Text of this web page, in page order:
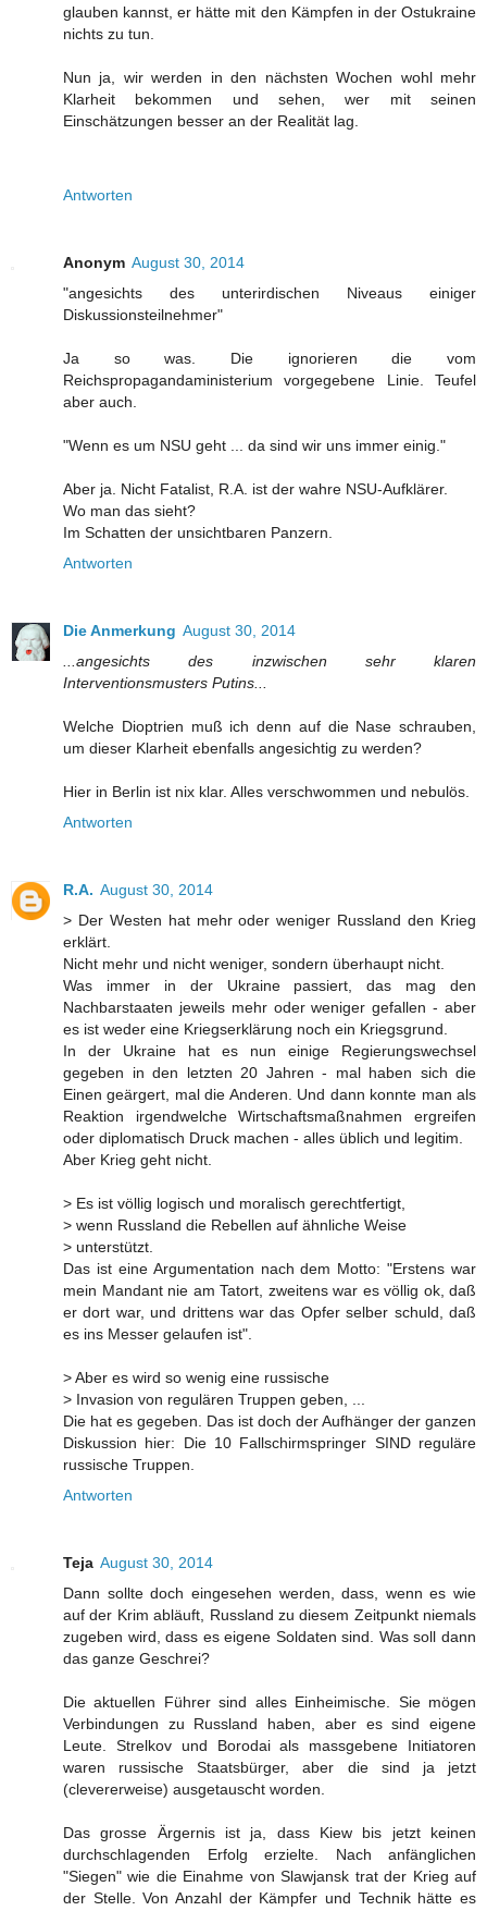
glauben kannst, er hätte mit den Kämpfen in der Ostukraine
nichts zu tun.
Nun ja, wir werden in den nächsten Wochen wohl mehr
Klarheit bekommen und sehen, wer mit seinen
Einschätzungen besser an der Realität lag.
Antworten
Anonym August 30, 2014
"angesichts des unterirdischen Niveaus einiger
Diskussionsteilnehmer"
Ja so was. Die ignorieren die vom
Reichspropagandaministerium vorgegebene Linie. Teufel
aber auch.
"Wenn es um NSU geht ... da sind wir uns immer einig."
Aber ja. Nicht Fatalist, R.A. ist der wahre NSU-Aufklärer.
Wo man das sieht?
Im Schatten der unsichtbaren Panzern.
Antworten
Die Anmerkung August 30, 2014
...angesichts des inzwischen sehr klaren
Interventionsmusters Putins...
Welche Dioptrien muß ich denn auf die Nase schrauben,
um dieser Klarheit ebenfalls angesichtig zu werden?
Hier in Berlin ist nix klar. Alles verschwommen und nebulös.
Antworten
R.A. August 30, 2014
> Der Westen hat mehr oder weniger Russland den Krieg
erklärt.
Nicht mehr und nicht weniger, sondern überhaupt nicht.
Was immer in der Ukraine passiert, das mag den
Nachbarstaaten jeweils mehr oder weniger gefallen - aber
es ist weder eine Kriegserklärung noch ein Kriegsgrund.
In der Ukraine hat es nun einige Regierungswechsel
gegeben in den letzten 20 Jahren - mal haben sich die
Einen geärgert, mal die Anderen. Und dann konnte man als
Reaktion irgendwelche Wirtschaftsmaßnahmen ergreifen
oder diplomatisch Druck machen - alles üblich und legitim.
Aber Krieg geht nicht.
> Es ist völlig logisch und moralisch gerechtfertigt,
> wenn Russland die Rebellen auf ähnliche Weise
> unterstützt.
Das ist eine Argumentation nach dem Motto: "Erstens war
mein Mandant nie am Tatort, zweitens war es völlig ok, daß
er dort war, und drittens war das Opfer selber schuld, daß
es ins Messer gelaufen ist".
> Aber es wird so wenig eine russische
> Invasion von regulären Truppen geben, ...
Die hat es gegeben. Das ist doch der Aufhänger der ganzen
Diskussion hier: Die 10 Fallschirmspringer SIND reguläre
russische Truppen.
Antworten
Teja August 30, 2014
Dann sollte doch eingesehen werden, dass, wenn es wie
auf der Krim abläuft, Russland zu diesem Zeitpunkt niemals
zugeben wird, dass es eigene Soldaten sind. Was soll dann
das ganze Geschrei?
Die aktuellen Führer sind alles Einheimische. Sie mögen
Verbindungen zu Russland haben, aber es sind eigene
Leute. Strelkov und Borodai als massgebene Initiatoren
waren russische Staatsbürger, aber die sind ja jetzt
(clevererweise) ausgetauscht worden.
Das grosse Ärgernis ist ja, dass Kiew bis jetzt keinen
durchschlagenden Erfolg erzielte. Nach anfänglichen
"Siegen" wie die Einahme von Slawjansk trat der Krieg auf
der Stelle. Von Anzahl der Kämpfer und Technik hätte es